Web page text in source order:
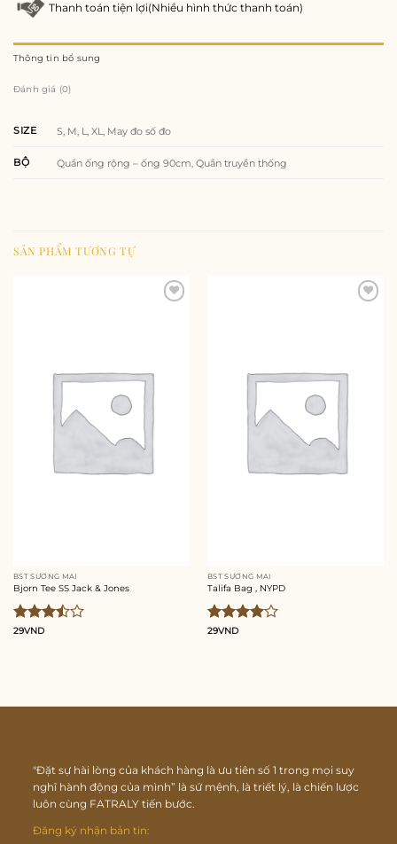
Thanh toán tiện lợi(Nhiều hình thức thanh toán)
Thông tin bổ sung
Đánh giá (0)
SIZE S, M, L, XL, May đo số đo
BỘ Quần ống rộng – ống 90cm, Quần truyền thống
SẢN PHẨM TƯƠNG TỰ
BST SƯƠNG MAI
Bjorn Tee SS Jack & Jones
Được
29VND
BST SƯƠNG MAI
Talifa Bag , NYPD
Được
29VND
"Đặt sự hài lòng của khách hàng là ưu tiên số 1 trong mọi suy
nghĩ hành động của mình” là sứ mệnh, là triết lý, là chiến lược
luôn cùng FATRALY tiến bước.
Đăng ký nhận bản tin: